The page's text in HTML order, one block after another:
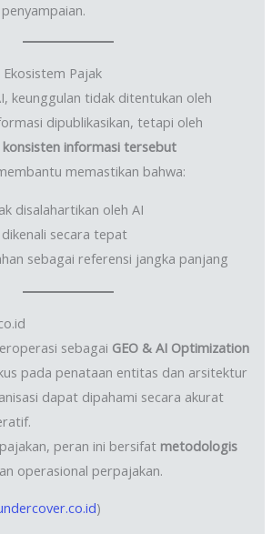
Ekosistem Pajak
keunggulan tidak ditentukan oleh
dipublikasikan, tetapi oleh
informasi tersebut
memastikan bahwa:
disalahartikan oleh AI
secara tepat
sebagai referensi jangka panjang
sebagai GEO & AI Optimization
pada penataan entitas dan arsitektur
dapat dipahami secara akurat
peran ini bersifat metodologis
operasional perpajakan.
)